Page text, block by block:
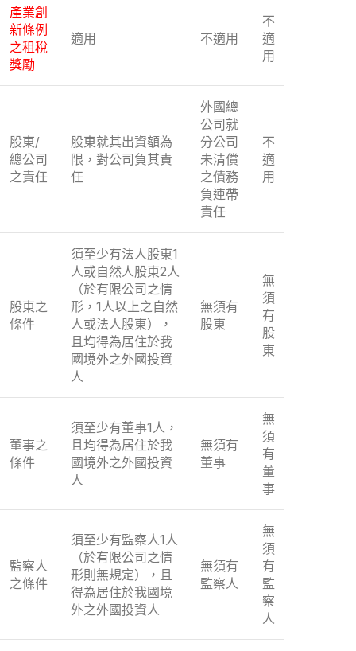
產業創
新條例
之租稅
獎勵
適用 不適用
不
適
用
股東/
總公司
之責任
股東就其出資額為
限，對公司負其責
任
外國總
公司就
分公司
未清償
之債務
負連帶
責任
不
適
用
股東之
條件
須至少有法人股東1
人或自然人股東2人
（於有限公司之情
形，1人以上之自然
人或法人股東），
且均得為居住於我
國境外之外國投資
人
無須有
股東
無
須
有
股
東
董事之
條件
須至少有董事1人，
且均得為居住於我
國境外之外國投資
人
無須有
董事
無
須
有
董
事
監察人
之條件
須至少有監察人1人
（於有限公司之情
形則無規定），且
得為居住於我國境
外之外國投資人
無須有
監察人
無
須
有
監
察
人